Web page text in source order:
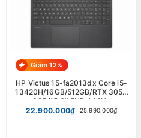
Giảm 12%
HP Victus 15-fa2013dx Core i5-
13420H/16GB/512GB/RTX 3050
6GB/15.6'' FHD 144Hz
22.900.000₫
25.990.000₫